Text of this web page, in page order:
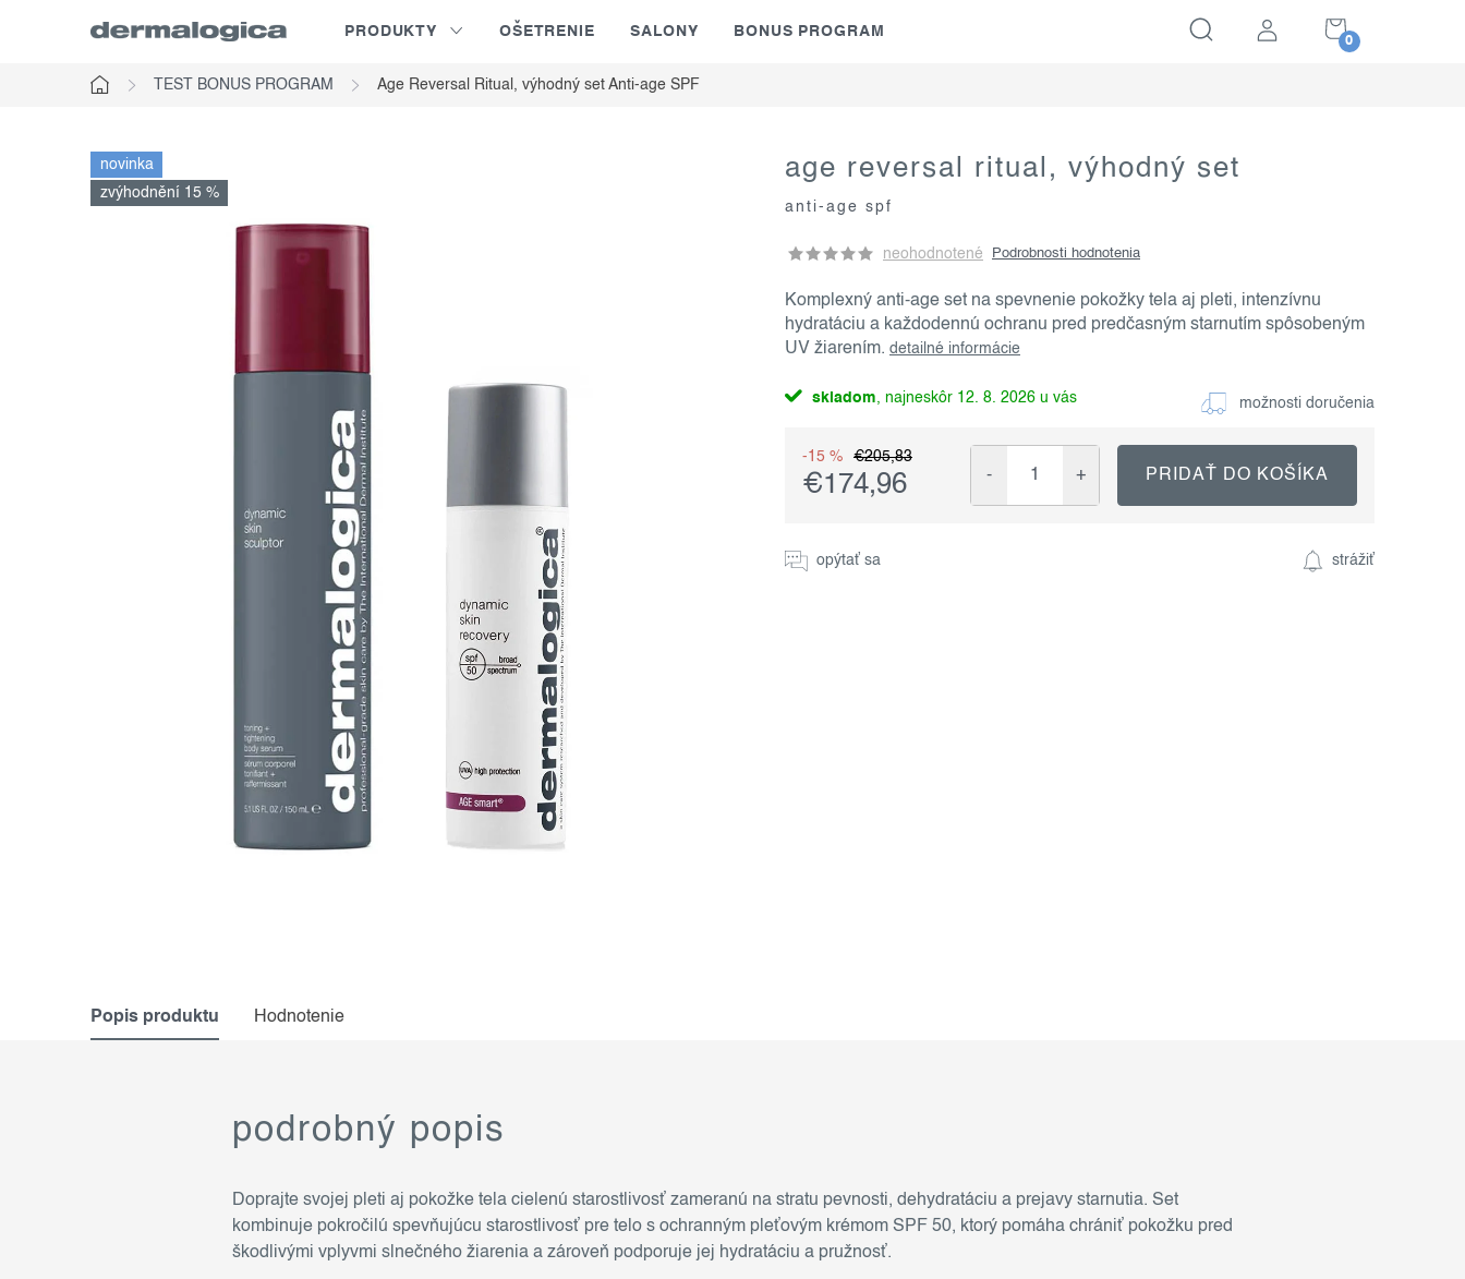
NÁKUPNÝ
KOŠÍK
PRODUKTY OŠETRENIE SALONY BONUS PROGRAM
TEST BONUS PROGRAM Age Reversal Ritual, výhodný set Anti-age SPF
novinka
zvýhodnění 15 %
age reversal ritual, výhodný set
anti-age spf
neohodnotené Podrobnosti hodnotenia
Komplexný anti-age set na spevnenie pokožky tela aj pleti, intenzívnu
hydratáciu a každodennú ochranu pred predčasným starnutím spôsobeným
UV žiarením. detailné informácie
skladom 12. 8. 2026 možnosti doručenia
€205,83
-15 %
€174,96 PRIDAŤ DO KOŠÍKA
opýtať sa strážiť
Popis produktu Hodnotenie
podrobný popis
Doprajte svojej pleti aj pokožke tela cielenú starostlivosť zameranú na stratu pevnosti, dehydratáciu a prejavy starnutia. Set
kombinuje pokročilú spevňujúcu starostlivosť pre telo s ochranným pleťovým krémom SPF 50, ktorý pomáha chrániť pokožku pred
škodlivými vplyvmi slnečného žiarenia a zároveň podporuje jej hydratáciu a pružnosť.